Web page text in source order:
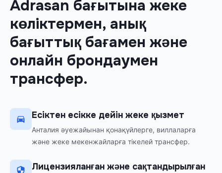
Adrasan бағытына жеке
көліктермен, анық
бағыттық бағамен және
онлайн брондаумен
трансфер.
Есіктен есікке дейін жеке қызмет
Анталия әуежайынан қонақүйлерге, виллаларға
және жеке мекенжайларға тікелей трансфер.
Лицензияланған және сақтандырылған